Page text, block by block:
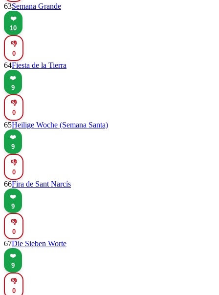
63Semana Grande
❤️
10
👎
0
64Fiesta de la Tierra
❤️
9
👎
0
65Heilige Woche (Semana Santa)
❤️
9
👎
0
66Fira de Sant Narcís
❤️
9
👎
0
67Die Sieben Worte
❤️
9
👎
0